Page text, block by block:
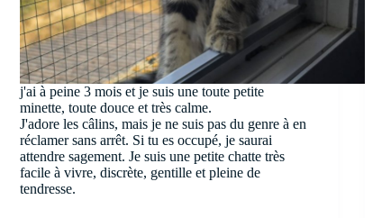
j'ai à peine 3 mois et je suis une toute petite
minette, toute douce et très calme.
J'adore les câlins, mais je ne suis pas du genre à en
réclamer sans arrêt. Si tu es occupé, je saurai
attendre sagement. Je suis une petite chatte très
facile à vivre, discrète, gentille et pleine de
tendresse.